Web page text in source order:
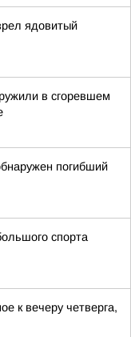
ядовитый
в сгоревшем
погибший
спорта
к вечеру четверга,